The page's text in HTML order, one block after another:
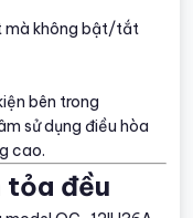
mà không bật/tắt
bên trong
sử dụng điều hòa
cao.
đều